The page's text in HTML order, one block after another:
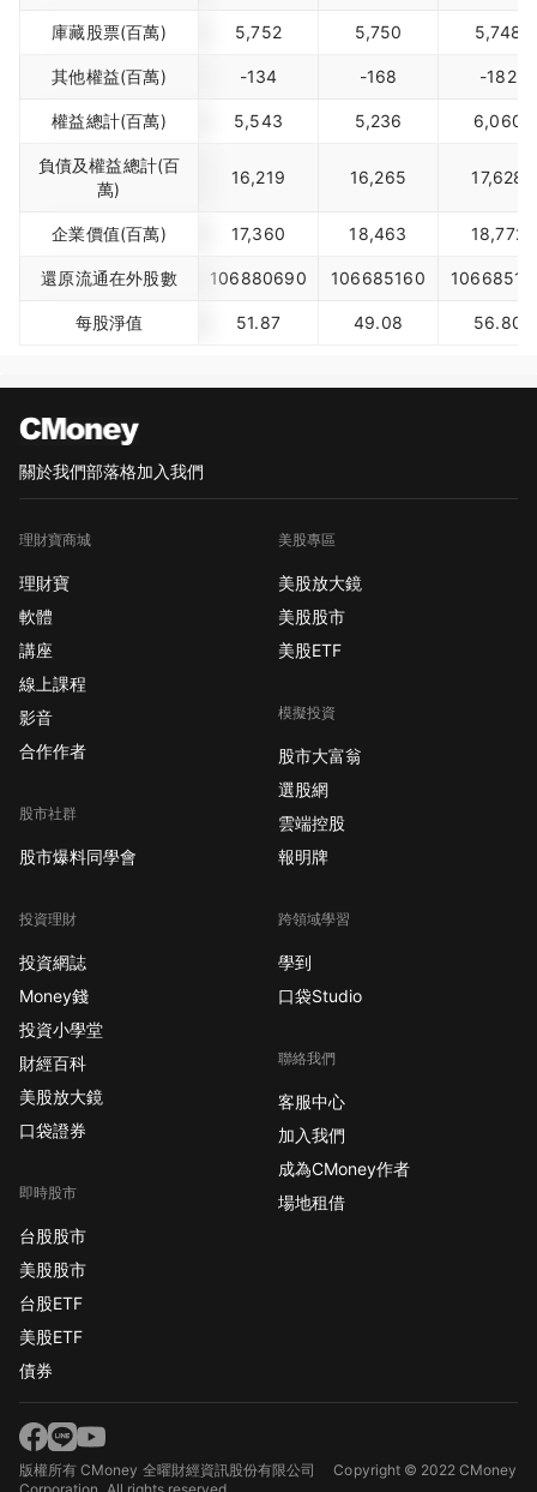
庫藏股票(百萬) 5,752 5,750 5,748
其他權益(百萬) -134 -168 -182
權益總計(百萬) 5,543 5,236 6,060
負債及權益總計(百
萬)
16,219 16,265 17,628
企業價值(百萬) 17,360 18,463 18,772
還原流通在外股數 106880690 106685160
每股淨值 51.87 49.08 56.80
關於我們部落格加入我們
理財寶商城
理財寶
軟體
講座
線上課程
影音
合作作者
股市社群
股市爆料同學會
投資理財
投資網誌
Money錢
投資小學堂
財經百科
美股放大鏡
口袋證券
即時股市
台股股市
美股股市
台股ETF
美股ETF
債券
美股專區
美股放大鏡
美股股市
美股ETF
模擬投資
股市大富翁
選股網
雲端控股
報明牌
跨領域學習
學到
口袋Studio
聯絡我們
客服中心
加入我們
成為CMoney作者
場地租借
版權所有 CMoney 全曜財經資訊股份有限公司Copyright © 2022 CMoney